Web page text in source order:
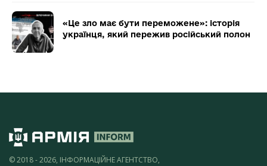
«Це зло має бути переможене»: історія
українця, який пережив російський полон
© 2018 - 2026, ІНФОРМАЦІЙНЕ АГЕНТСТВО,